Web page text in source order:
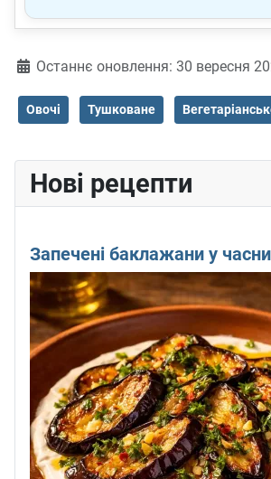
ДеталіОстаннє оновлення: 30 вересня
Овочі Тушковане
Нові рецепти
Запечені баклажани у